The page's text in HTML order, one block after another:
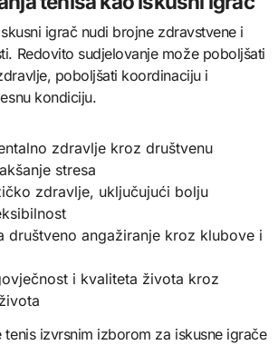
igrač nudi brojne zdravstvene i
Redovito sudjelovanje može poboljšati
poboljšati koordinaciju i
kondiciju.
zdravlje kroz društvenu
stresa
zdravlje, uključujući bolju
društveno angažiranje kroz klubove i
i kvaliteta života kroz
tenis izvrsnim izborom za iskusne igrače